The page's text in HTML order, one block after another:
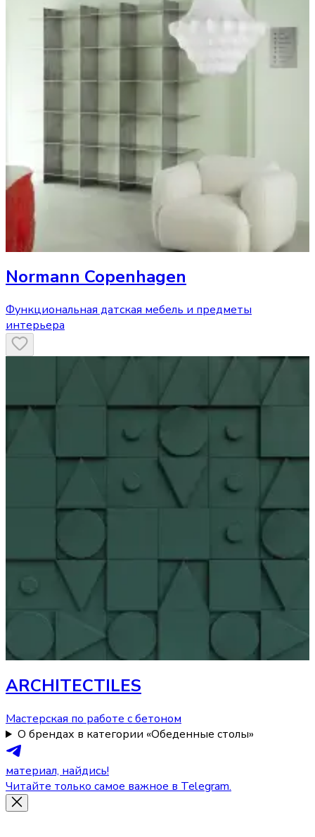
Normann Copenhagen
Функциональная датская мебель и предметы
интерьера
ARCHITECTILES
Мастерская по работе с бетоном
О брендах в категории «Обеденные столы»
материал, найдись!
Читайте только самое важное в Telegram.